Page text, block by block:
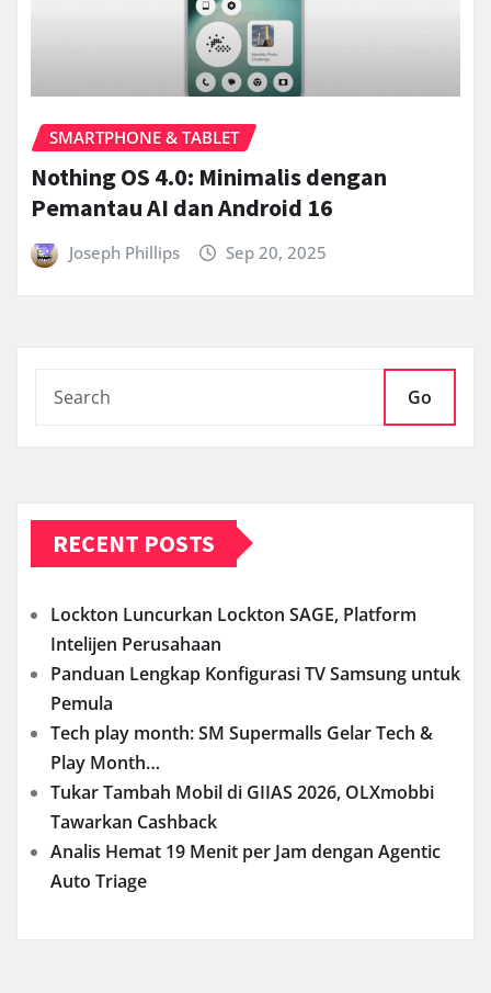
SMARTPHONE & TABLET
Nothing OS 4.0: Minimalis dengan
Pemantau AI dan Android 16
Joseph Phillips Sep 20, 2025
Go
RECENT POSTS
Lockton Luncurkan Lockton SAGE, Platform
Intelijen Perusahaan
Panduan Lengkap Konfigurasi TV Samsung untuk
Pemula
Tech play month: SM Supermalls Gelar Tech &
Play Month…
Tukar Tambah Mobil di GIIAS 2026, OLXmobbi
Tawarkan Cashback
Analis Hemat 19 Menit per Jam dengan Agentic
Auto Triage